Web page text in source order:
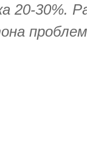
20-30%.